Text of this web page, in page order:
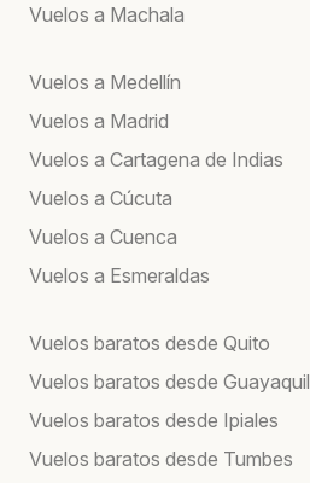
Vuelos a Machala
Vuelos a Medellín
Vuelos a Madrid
Vuelos a Cartagena de Indias
Vuelos a Cúcuta
Vuelos a Cuenca
Vuelos a Esmeraldas
Vuelos baratos desde Quito
Vuelos baratos desde Guayaquil
Vuelos baratos desde Ipiales
Vuelos baratos desde Tumbes